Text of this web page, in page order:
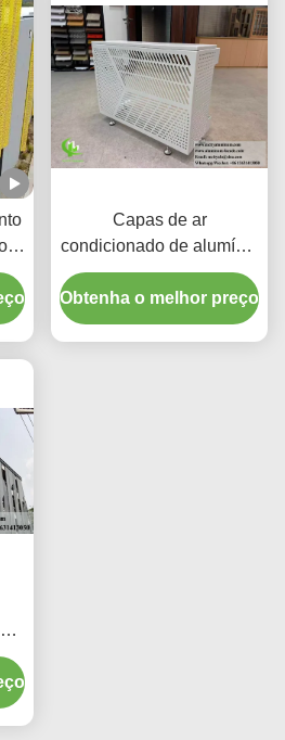
Capas de ar
condicionado de alumínio
premium | Telas de
proteção decorativas
Obtenha o melhor preço